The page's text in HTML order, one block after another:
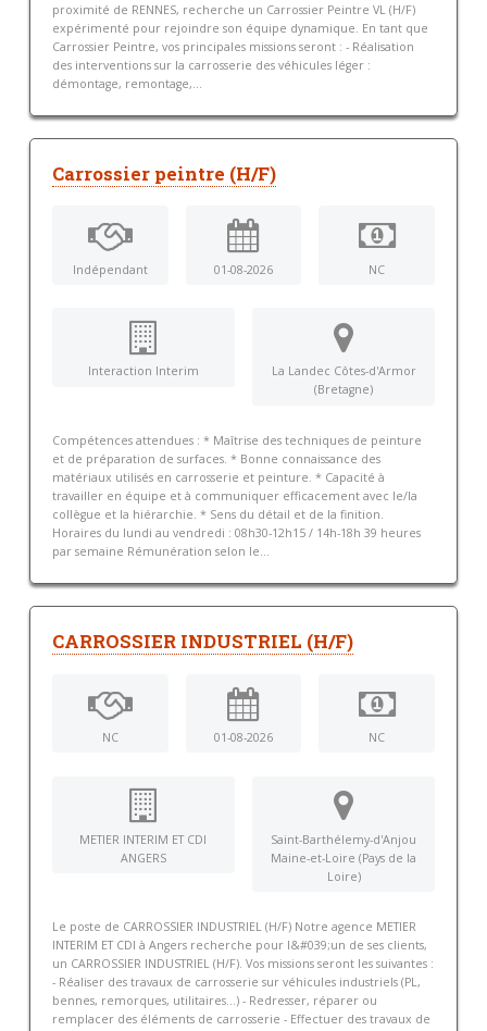
proximité de RENNES, recherche un Carrossier Peintre VL (H/F)
expérimenté pour rejoindre son équipe dynamique. En tant que
Carrossier Peintre, vos principales missions seront : - Réalisation
des interventions sur la carrosserie des véhicules léger :
démontage, remontage,...
Carrossier peintre (H/F)
Indépendant 01-08-2026 NC
Interaction Interim
La Landec Côtes-d'Armor
(Bretagne)
Compétences attendues : * Maîtrise des techniques de peinture
et de préparation de surfaces. * Bonne connaissance des
matériaux utilisés en carrosserie et peinture. * Capacité à
travailler en équipe et à communiquer efficacement avec le/la
collègue et la hiérarchie. * Sens du détail et de la finition.
Horaires du lundi au vendredi : 08h30-12h15 / 14h-18h 39 heures
par semaine Rémunération selon le...
CARROSSIER INDUSTRIEL (H/F)
NC 01-08-2026 NC
METIER INTERIM ET CDI
ANGERS
Saint-Barthélemy-d'Anjou
Maine-et-Loire (Pays de la
Loire)
Le poste de CARROSSIER INDUSTRIEL (H/F) Notre agence METIER
INTERIM ET CDI à Angers recherche pour l&#039;un de ses clients,
un CARROSSIER INDUSTRIEL (H/F). Vos missions seront les suivantes :
- Réaliser des travaux de carrosserie sur véhicules industriels (PL,
bennes, remorques, utilitaires...) - Redresser, réparer ou
remplacer des éléments de carrosserie - Effectuer des travaux de